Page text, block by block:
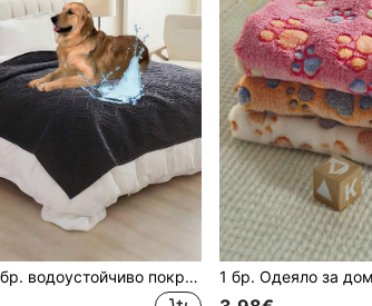
SHEIN 1 бр. водоустойчиво покривало за кучешко легло за многократна употреба, килим за кучета, подложка за домашни любимци, подложка за кученца, водоустойчива постелка, покривало за домашни любимци, подложка за домашни любимци, която се пере, за големи и малки кучета, ултра меко покривало за домашни любимци, подходящо за мебели, легла и дивани, подложка за обучение на кучета